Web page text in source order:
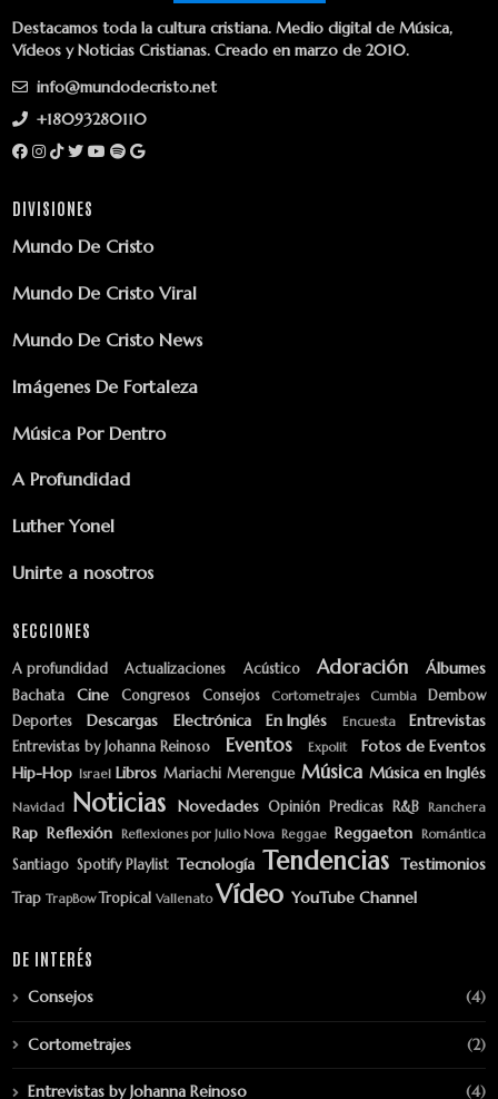
Destacamos toda la cultura cristiana. Medio digital de Música,
Vídeos y Noticias Cristianas. Creado en marzo de 2010.
info@mundodecristo.net
+18093280110
DIVISIONES
Mundo De Cristo
Mundo De Cristo Viral
Mundo De Cristo News
Imágenes De Fortaleza
Música Por Dentro
A Profundidad
Luther Yonel
Unirte a nosotros
SECCIONES
A profundidad Actualizaciones Acústico Adoración Álbumes
Bachata Cine Congresos Consejos Cortometrajes Cumbia
Dembow
Deportes
Descargas Electrónica En Inglés Encuesta Entrevistas
Entrevistas by Johanna Reinoso Eventos Expolit
Fotos de Eventos
Hip-Hop Israel Libros Mariachi Merengue Música Música en Inglés
Navidad Noticias Novedades Opinión Predicas R&B Ranchera
Rap Reflexión Reflexiones por Julio Nova Reggae Reggaeton Romántica
Santiago Spotify Playlist Tecnología Tendencias Testimonios
Trap TrapBow Tropical Vallenato Vídeo YouTube Channel
DE INTERÉS
Consejos (4)
Cortometrajes (2)
Entrevistas by Johanna Reinoso (4)